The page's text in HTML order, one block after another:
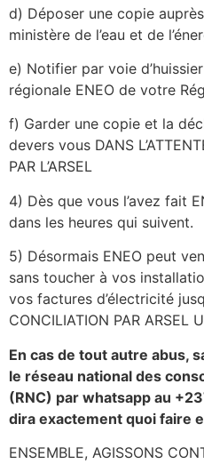
d) Déposer une copie
ministère de l’eau et de
e) Notifier par voie
régionale ENEO de votre
f) Garder une copie et la
devers vous DANS
PAR L’ARSEL
4) Dès que vous l’avez fait
dans les heures qui suivent.
5) Désormais ENEO peut
sans toucher à vos
vos factures d’électricité
CONCILIATION PAR ARSEL
En cas de tout autre abus,
le réseau national des
(RNC) par whatsapp au
dira exactement quoi faire
ENSEMBLE, AGISSONS